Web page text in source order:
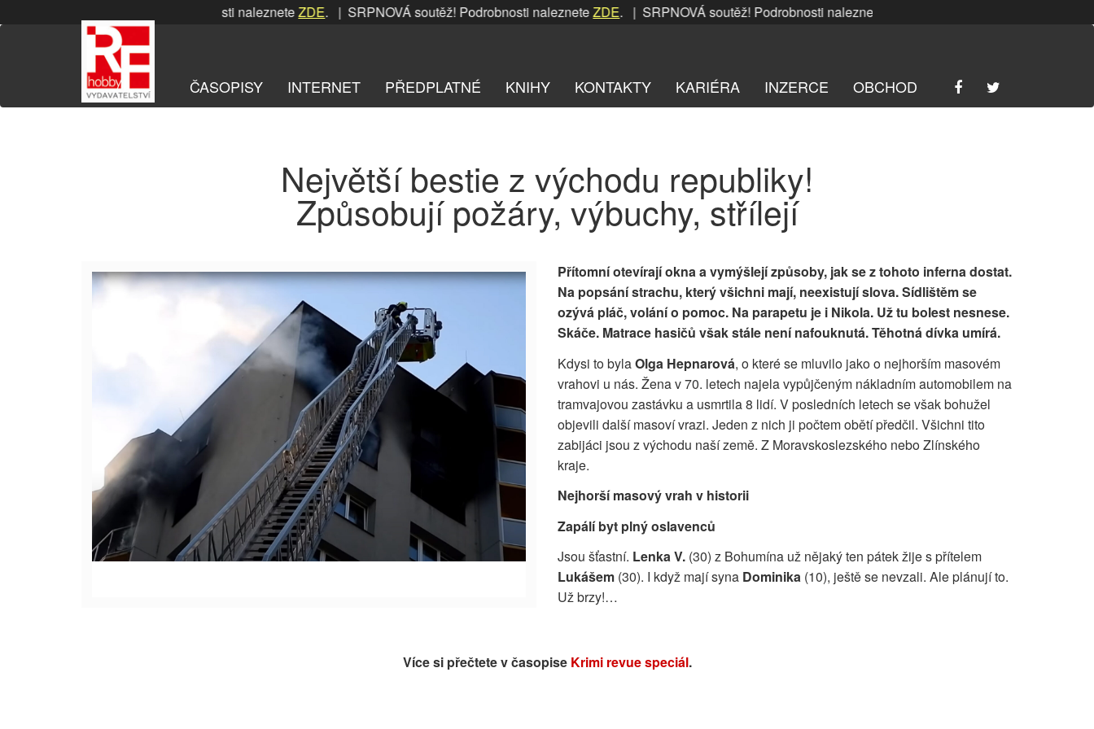
na
SRPNOVÁ soutěž! Podrobnosti nalezneteZDE. | SRPNOVÁ soutěž! Podrobnosti nalezneteZDE. | SRPNOVÁ soutěž! Podrobnosti nalezneteZDE
ČASOPISY INTERNET PŘEDPLATNÉ KNIHY KONTAKTY KARIÉRA INZERCE OBCHOD
Největší bestie z východu republiky!
Způsobují požáry, výbuchy, střílejí
Přítomní otevírají okna a vymýšlejí způsoby, jak se z tohoto inferna dostat.
Na popsání strachu, který všichni mají, neexistují slova. Sídlištěm se
ozývá pláč, volání o pomoc. Na parapetu je i Nikola. Už tu bolest nesnese.
Skáče. Matrace hasičů však stále není nafouknutá. Těhotná dívka umírá.
Kdysi to bylaOlga Hepnarová, o které se mluvilo jako o nejhorším masovém
vrahovi u nás. Žena v 70. letech najela vypůjčeným nákladním automobilem na
tramvajovou zastávku a usmrtila 8 lidí. V posledních letech se však bohužel
objevili další masoví vrazi. Jeden z nich ji počtem obětí předčil. Všichni tito
zabijáci jsou z východu naší země. Z Moravskoslezského nebo Zlínského
kraje.
Nejhorší masový vrah v historii
Zapálí byt plný oslavenců
Jsou šťastní. Lenka V. (30) z Bohumína už nějaký ten pátek žije s přítelem
Lukášem (30). I když mají syna Dominika (10), ještě se nevzali. Ale plánují to.
Už brzy!…
Více si přečtete v časopise Krimi revue speciál.